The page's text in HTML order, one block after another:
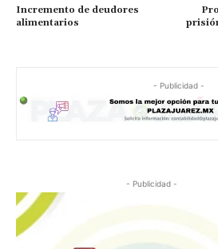
Incremento de deudores
alimentarios
- Publicidad -
- Publicidad -